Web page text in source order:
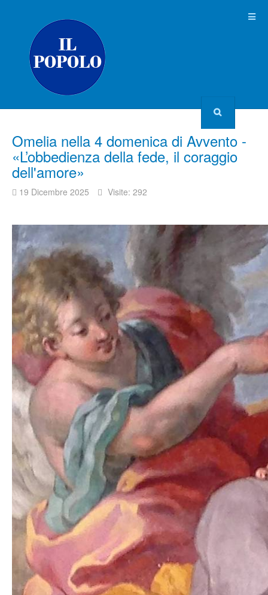
Omelia nella 4 domenica di Avvento -
«L’obbedienza della fede, il coraggio
dell'amore»
19 Dicembre 2025 Visite: 292